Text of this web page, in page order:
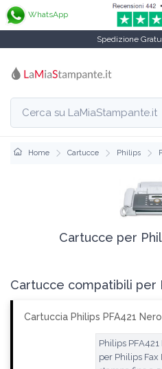
WhatsApp
Spedizione
Home Cartucce Philips
Cartucce per
Cartucce compatibili per
Cartuccia Philips PFA421
Philips
per Philips Fax